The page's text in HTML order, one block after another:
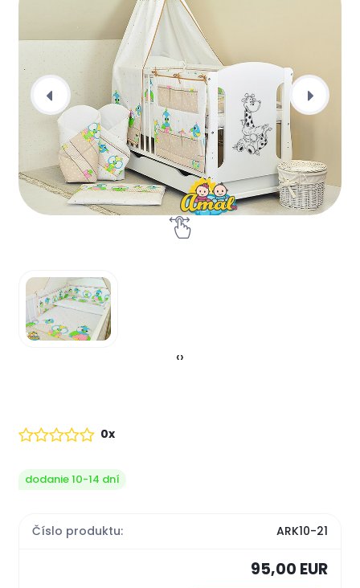
‹›
dodanie 10-14 dní
0x
Číslo produktu: ARK10-21
95,00 EUR